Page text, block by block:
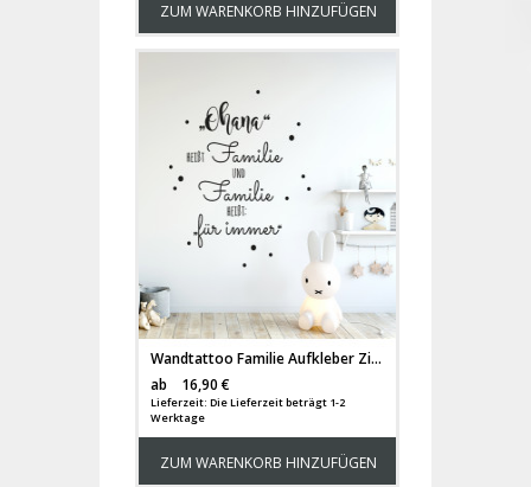
ZUM WARENKORB HINZUFÜGEN
Wandtattoo Familie Aufkleber Zitat Spruch "Ohana heißt Familie" mit Punkte Wanddeko Wandgestaltung M2234
ab
16,90 €
Lieferzeit: Die Lieferzeit beträgt 1-2
Werktage
ZUM WARENKORB HINZUFÜGEN